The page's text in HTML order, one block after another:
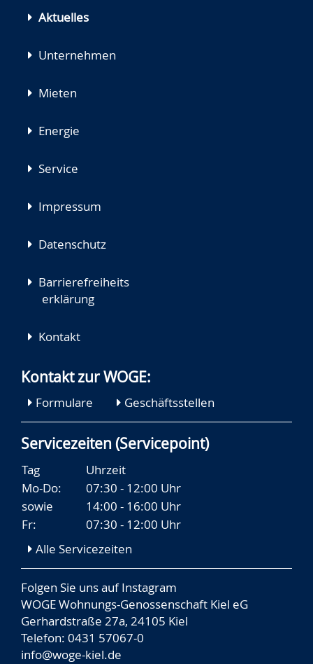
Aktuelles
Unternehmen
Mieten
Energie
Service
Impressum
Datenschutz
Barrierefreiheits
erklärung
Kontakt
Kontakt zur WOGE:
Formulare Geschäftsstellen
Servicezeiten (Servicepoint)
Tag
Uhrzeit
Mo-Do:
07:30 - 12:00 Uhr
sowie
14:00 - 16:00 Uhr
Fr:
07:30 - 12:00 Uhr
Alle Servicezeiten
Folgen Sie uns aufInstagram
WOGE Wohnungs-Genossenschaft Kiel eG
Gerhardstraße 27a, 24105 Kiel
Telefon: 0431 57067-0
info@woge-kiel.de